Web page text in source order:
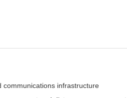
communications infrastructure